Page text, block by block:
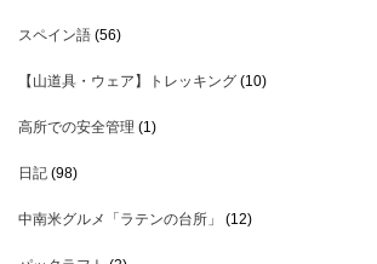
スペイン語 (56)
【山道具・ウェア】トレッキング (10)
高所での安全管理 (1)
日記 (98)
中南米グルメ「ラテンの台所」 (12)